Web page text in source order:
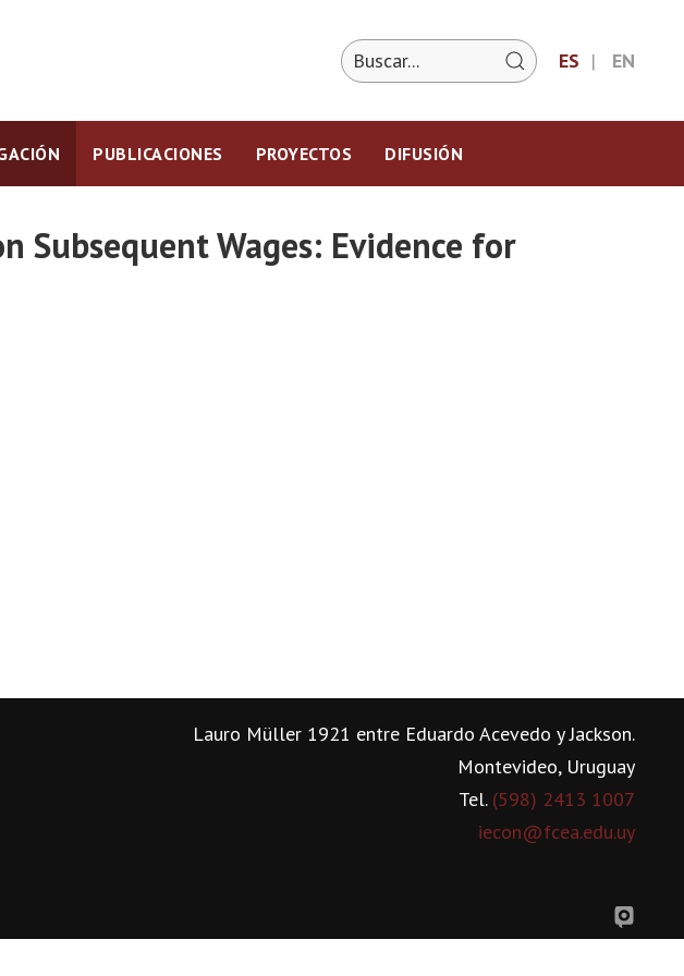
ES EN
PUBLICACIONES PROYECTOS DIFUSIÓN
Wages: Evidence for
Lauro Müller 1921 entre Eduardo Acevedo y Jackson.
Montevideo, Uruguay
Tel. (598) 2413 1007
iecon@fcea.edu.uy